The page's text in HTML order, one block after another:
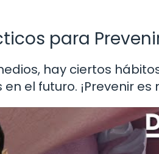
para
hay ciertos
el futuro. ¡Prevenir